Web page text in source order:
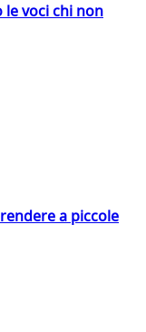
le voci chi non
a piccole